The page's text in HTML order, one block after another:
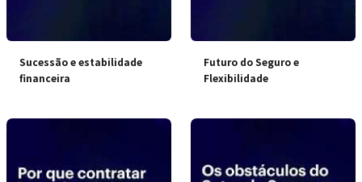
Sucessão e estabilidade
financeira
Futuro do Seguro e
Flexibilidade